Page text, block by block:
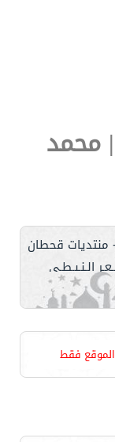
محمد
قحطان
الـنـبـطـي
مسعود
الموقع فقط